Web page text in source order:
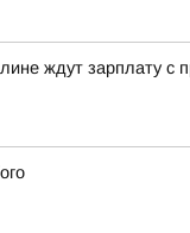
ждут зарплату с